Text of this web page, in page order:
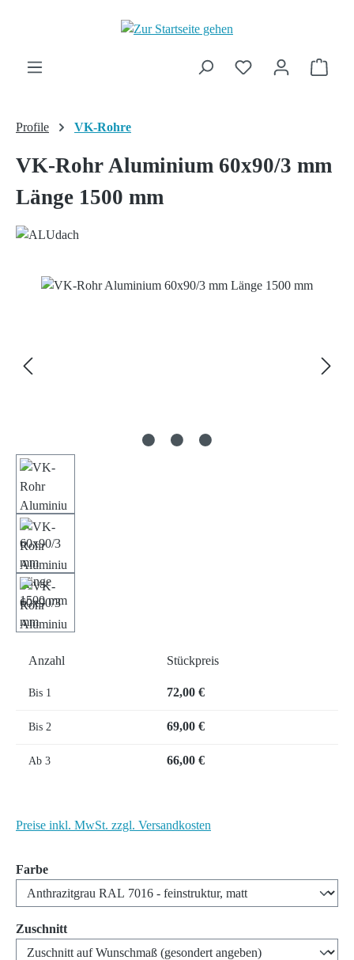
Zum Hauptinhalt springen
Profile VK-Rohre
VK-Rohr Aluminium 60x90/3 mm
Länge 1500 mm
Bildergalerie überspringen
Anzahl Stückpreis
Bis 1 72,00 €
Bis 2 69,00 €
Ab 3 66,00 €
Preise inkl. MwSt. zzgl. Versandkosten
Farbeauswählen
Zuschnittauswählen